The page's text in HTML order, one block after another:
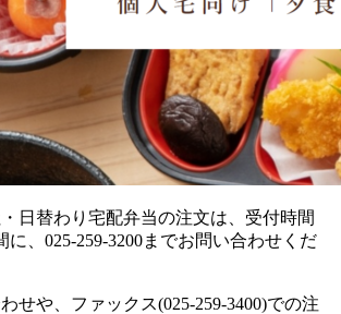
日替わり宅配弁当の注文は、受付時間
に、025-259-3200までお問い合わせくだ
せや、ファックス(025-259-3400)での注